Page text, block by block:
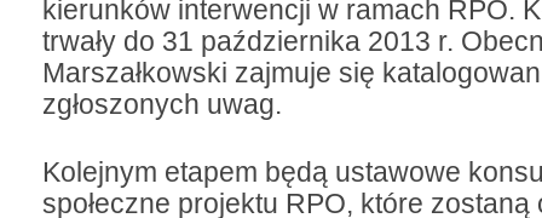
kierunków interwencji w ramach RPO.
trwały do 31 października 2013 r.
Marszałkowski zajmuje się
zgłoszonych uwag.
Kolejnym etapem będą ustawowe
społeczne projektu RPO, które zostaną